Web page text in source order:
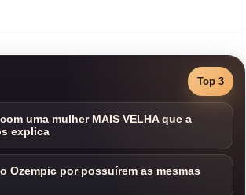
Top 3
uma mulher MAIS VELHA que a
explica
Ozempic por possuírem as mesmas